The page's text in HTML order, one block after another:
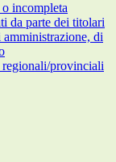
incompleta
da parte dei titolari
di
provinciali